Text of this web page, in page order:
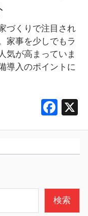
づくりで注目され
家事を少しでもラ
気が高まっていま
導入のポイントに
F
e
o
o
検索